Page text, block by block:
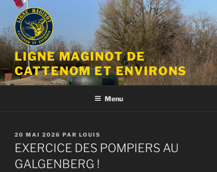
Aller
contenu
principal
LIGNE MAGINOT DE
CATTENOM ET ENVIRONS
Menu
PUBLIÉ
LE
20 MAI 2026 PAR LOUIS
EXERCICE DES POMPIERS AU
GALGENBERG !